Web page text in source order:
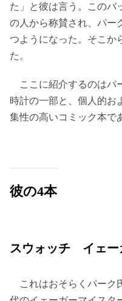
た」と彼は言う。このバ
の人から称賛され、パー
つようになった。そこか
た。
ここに紹介するのはパ
時計の一部と、個人的お
集性の高いコミック本で
彼の4本
スウォッチ イェー
これはおそらくパーク